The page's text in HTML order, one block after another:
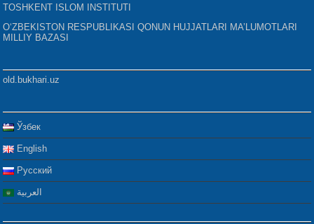
TOSHKENT ISLOM INSTITUTI
O‘ZBEKISTON RESPUBLIKASI QONUN HUJJATLARI MA’LUMOTLARI
MILLIY BAZASI
old.bukhari.uz
Ўзбек
English
Русский
العربية